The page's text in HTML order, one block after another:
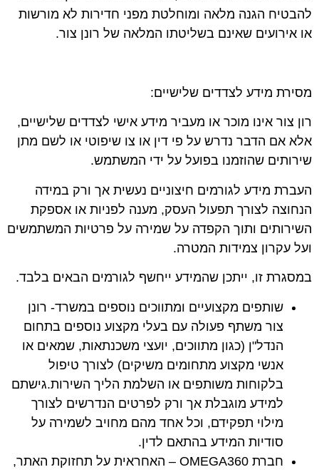
להבטיח הגנה מלאה ומוחלטת מפני חדירות לא מורשות
או אירועים שאינם בשליטתו המלאה של רונן צור.
מסירת מידע לצדדים שלישיים:
רון צור אינו מוכר או מעביר מידע אישי לצדדים שלישיים,
אלא אם הדבר נדרש על פי דין או צו שיפוטי או לשם מתן
שירותים שהוזמנו בפועל על ידי המשתמש.
העברת מידע לגורמים חיצוניים נעשית אך ורק במידה
הנחוצה לצורך תפעול העסק, מענה לפניות או אספקת
השירותים ותוך הקפדה על שמירה על פרטיות המשתמשים
ועל עקרון צמידות המטרה.
במסגרת זו, ייתכן שהמידע ייחשף לגורמים הבאים בלבד.
שותפים מקצועיים ומתווכים נוספים במשרד- רונן
צור משתף פעולה עם בעלי מקצוע נוספים בתחום
הנדל"ן (כגון מתווכים, יועצי משכנתאות, שמאים או
אנשי מקצוע מתחומים משיקים) לצורך טיפול
בלקוחות משותפים או השלמת הליך השירות.גישתם
למידע מוגבלת אך ורק לפרטים הנדרשים לצורך
מילוי תפקידם, וכל אחד מהם מחויב לשמירה על
סודיות המידע בהתאם לדין.
חברת
– האחראית על תחזוקת האתר,